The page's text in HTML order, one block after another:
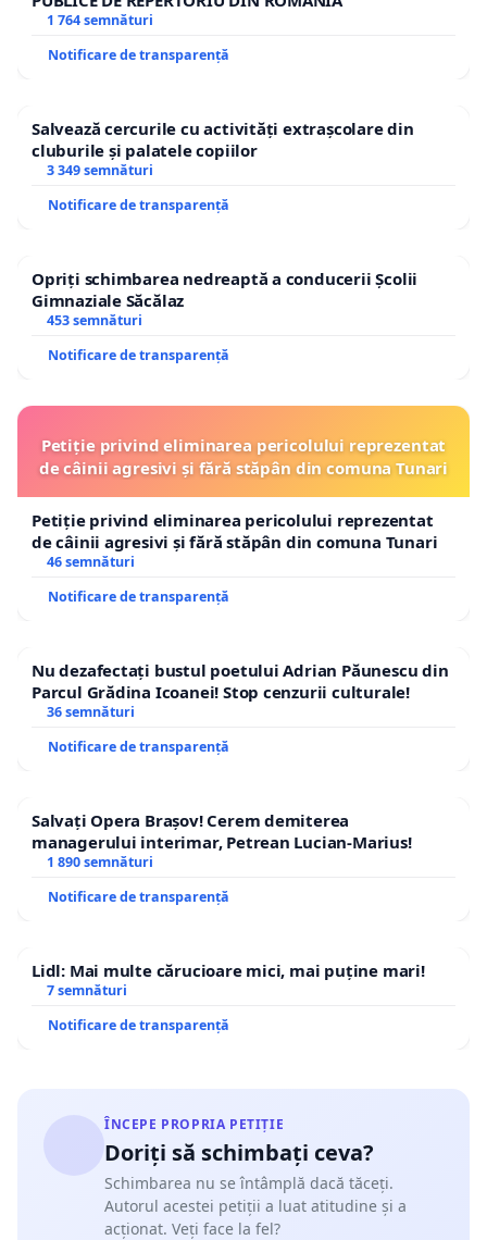
1 764 semnături
Notificare de transparență
Salvează cercurile cu activități extrașcolare din
cluburile și palatele copiilor
3 349 semnături
Notificare de transparență
Opriți schimbarea nedreaptă a conducerii Școlii
Gimnaziale Săcălaz
453 semnături
Notificare de transparență
Petiție privind eliminarea pericolului reprezentat
de câinii agresivi și fără stăpân din comuna Tunari
Petiție privind eliminarea pericolului reprezentat
de câinii agresivi și fără stăpân din comuna Tunari
46 semnături
Notificare de transparență
Nu dezafectați bustul poetului Adrian Păunescu din
Parcul Grădina Icoanei! Stop cenzurii culturale!
36 semnături
Notificare de transparență
Salvați Opera Brașov! Cerem demiterea
managerului interimar, Petrean Lucian-Marius!
1 890 semnături
Notificare de transparență
Lidl: Mai multe cărucioare mici, mai puține mari!
7 semnături
Notificare de transparență
ÎNCEPE PROPRIA PETIȚIE
Doriți să schimbați ceva?
Schimbarea nu se întâmplă dacă tăceți.
Autorul acestei petiții a luat atitudine și a
acționat. Veți face la fel?